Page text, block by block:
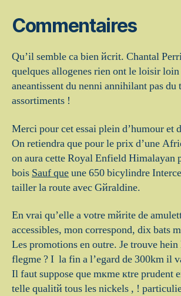
Commentaires
Qu’il semble ca bien йcrit. Chantal
quelques allogenes rien ont le loisir
aneantissent du nenni annihilant pas du
assortiments !
Merci pour cet essai plein d’humour et
On retiendra que pour le prix d’une
on aura cette Royal Enfield Himalayan
bois Sauf queune 650 bicylindre
tailler la route avec Gйraldine.
En vrai qu’elle a votre mйrite de
accessibles, mon correspond, dix bats
Les promotions en outre. Je trouve hein
flegme ? I la fin a l’egard de 300km il
Il faut suppose que mкme кtre prudent
telle qualitй tous les nickels , !